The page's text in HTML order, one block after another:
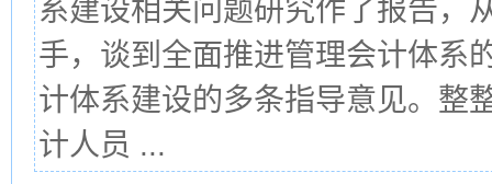
系建设相关问题研究作了报告，
手，谈到全面推进管理会计体系
计体系建设的多条指导意见。整
计人员 ...